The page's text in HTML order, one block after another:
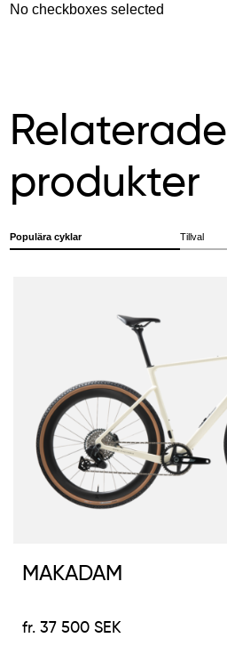
No checkboxes selected
Relaterade
produkter
Populära cyklar Tillval
MAKADAM
37 500SEK